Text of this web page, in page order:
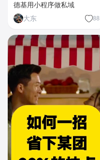
德基用小程序做私域
大东
88